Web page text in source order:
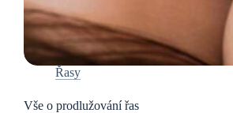
Řasy
Vše o prodlužování řas